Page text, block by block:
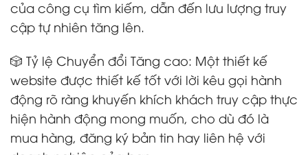
của công cụ tìm kiếm, dẫn đến lưu lượng truy
cập tự nhiên tăng lên.
🎲 Tỷ lệ Chuyển đổi Tăng cao: Một thiết kế
website được thiết kế tốt với lời kêu gọi hành
động rõ ràng khuyến khích khách truy cập thực
hiện hành động mong muốn, cho dù đó là
mua hàng, đăng ký bản tin hay liên hệ với